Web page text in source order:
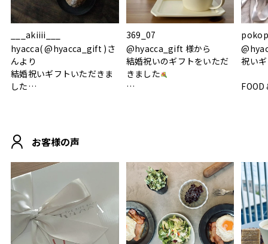
___akiiii___
hyacca( @hyacca_gift )さ
んより
結婚祝いギフトいただきま
した
おうちカフェもお洒落にな
って嬉しい𖠚 ⡱
.
#hyacca #結婚祝い
369_07
@hyacca_gift 様から
結婚祝いのギフトをいただ
きました
素敵なギフトを
ありがとうございました
#hyacca #結婚祝い
#お祝い #プレゼント
祝い
FOOD
真っ
いい
#結婚
淡色
結婚
色イ
お客様の声